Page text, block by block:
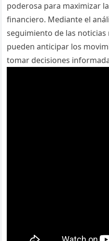
poderosa para maximizar
financiero. Mediante el
seguimiento de las
pueden anticipar los
tomar decisiones